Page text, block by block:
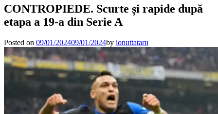
CONTROPIEDE. Scurte și rapide după
etapa a 19-a din Serie A
Posted on 09/01/202409/01/2024by ionuttataru